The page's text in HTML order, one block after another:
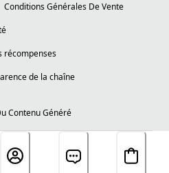
Conditions Générales De Vente
récompenses
de la chaîne
Contenu Généré